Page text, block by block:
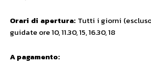
Orari di apertura:Tutti i giorni
guidate ore 10, 11.30, 15, 16.30, 18
A pagamento: